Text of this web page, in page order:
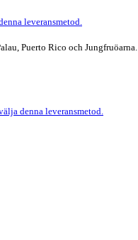
leveransmetod.
Puerto Rico och Jungfruöarna.
denna leveransmetod.